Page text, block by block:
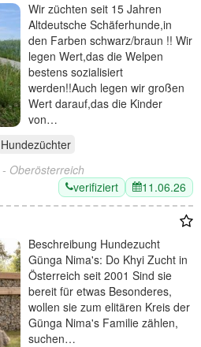
Wir züchten seit 15 Jahren
Altdeutsche Schäferhunde,in
den Farben schwarz/braun !! Wir
legen Wert,das die Welpen
bestens sozialisiert
werden!!Auch legen wir großen
Wert darauf,das die Kinder
von…
Hundezüchter
- Oberösterreich
verifiziert
11.06.26
Beschreibung Hundezucht
Günga Nima's: Do Khyi Zucht in
Österreich seit 2001 Sind sie
bereit für etwas Besonderes,
wollen sie zum elitären Kreis der
Günga Nima's Familie zählen,
suchen…